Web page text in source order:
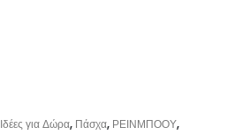
Ιδέες για Δώρα, Πάσχα, ΡΕΙΝΜΠΟΟΥ,